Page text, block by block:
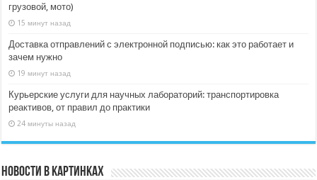
грузовой, мото)
15 минут назад
Доставка отправлений с электронной подписью: как это работает и
зачем нужно
19 минут назад
Курьерские услуги для научных лабораторий: транспортировка
реактивов, от правил до практики
24 минуты назад
Новости в картинках